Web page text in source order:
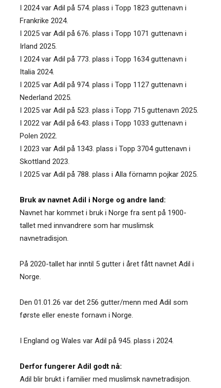
I 2024 var Adil på 574. plass i Topp 1823 guttenavn i
Frankrike 2024.
I 2025 var Adil på 676. plass i Topp 1071 guttenavn i
Irland 2025.
I 2024 var Adil på 773. plass i Topp 1634 guttenavn i
Italia 2024.
I 2025 var Adil på 974. plass i Topp 1127 guttenavn i
Nederland 2025.
I 2025 var Adil på 523. plass i Topp 715 guttenavn 2025.
I 2022 var Adil på 643. plass i Topp 1033 guttenavn i
Polen 2022.
I 2023 var Adil på 1343. plass i Topp 3704 guttenavn i
Skottland 2023.
I 2025 var Adil på 788. plass i Alla förnamn pojkar 2025.
Bruk av navnet Adil i Norge og andre land:
Navnet har kommet i bruk i Norge fra sent på 1900-
tallet med innvandrere som har muslimsk
navnetradisjon.
På 2020-tallet har inntil 5 gutter i året fått navnet Adil i
Norge.
Den 01.01.26 var det 256 gutter/menn med Adil som
første eller eneste fornavn i Norge.
I England og Wales var Adil på 945. plass i 2024.
Derfor fungerer Adil godt nå:
Adil blir brukt i familier med muslimsk navnetradisjon.